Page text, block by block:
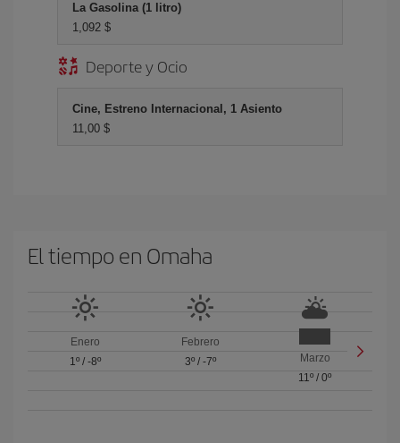
La Gasolina (1 litro)
1,092 $
Deporte y Ocio
Cine, Estreno Internacional, 1 Asiento
11,00 $
El tiempo en Omaha
Enero
1º/ -8º
Febrero
3º/ -7º
Marzo
11º /0º